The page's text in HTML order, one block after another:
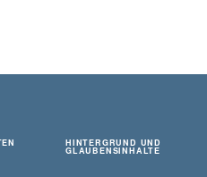
HINTERGRUND UND
GLAUBENSINHALTE